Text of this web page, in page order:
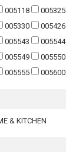
005118 005325
005330 005426
005543 005544
005549 005550
005555 005600
& KITCHEN